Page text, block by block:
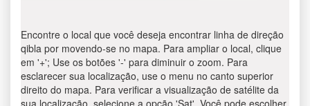
Encontre o local que você deseja encontrar linha de direção
qibla por movendo-se no mapa. Para ampliar o local, clique
em '+'; Use os botões '-' para diminuir o zoom. Para
esclarecer sua localização, use o menu no canto superior
direito do mapa. Para verificar a visualização de satélite da
sua localização, selecione a opção 'Sat'. Você pode escolher